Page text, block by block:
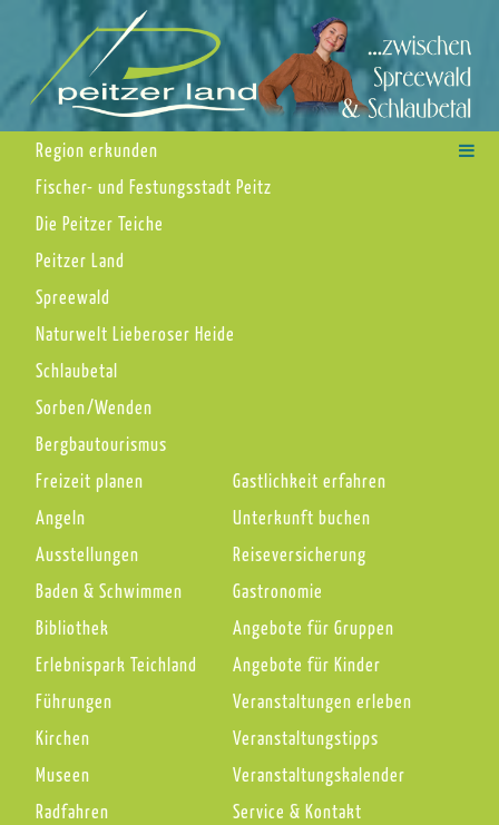
Region erkunden
Fischer- und Festungsstadt Peitz
Die Peitzer Teiche
Peitzer Land
Spreewald
Naturwelt Lieberoser Heide
Schlaubetal
Sorben/Wenden
Bergbautourismus
Freizeit planen
Angeln
Ausstellungen
Baden & Schwimmen
Bibliothek
Erlebnispark Teichland
Führungen
Kirchen
Museen
Radfahren
Gastlichkeit erfahren
Unterkunft buchen
Reiseversicherung
Gastronomie
Angebote für Gruppen
Angebote für Kinder
Veranstaltungen erleben
Veranstaltungstipps
Veranstaltungskalender
Service & Kontakt